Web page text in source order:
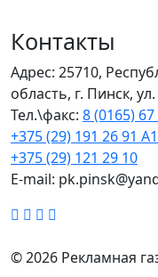
Контакты
Адрес: 25710,
область, г. Пинск,
Тел.\факс: 8 (0165)
+375 (29) 191 26 91
+375 (29) 121 29 10
E-mail:
© 2026 Рекламная